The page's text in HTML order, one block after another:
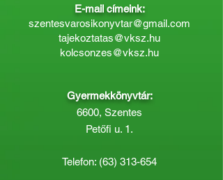
E-mail címeink:
szentesvarosikonyvtar@gmail.com
tajekoztatas@vksz.hu
kolcsonzes@vksz.hu
Gyermekkönyvtár:
6600, Szentes
Petőfi u. 1.
Telefon: (63) 313-654